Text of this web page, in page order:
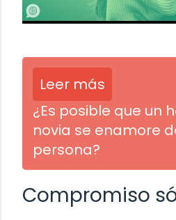
Leer más
¿Es posible que un
novia se enamore
persona?
Compromiso